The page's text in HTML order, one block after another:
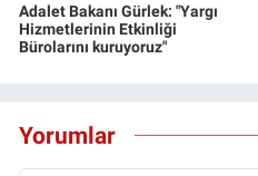
Adalet Bakanı Gürlek: "Yargı
Hizmetlerinin Etkinliği
Bürolarını kuruyoruz"
Yorumlar